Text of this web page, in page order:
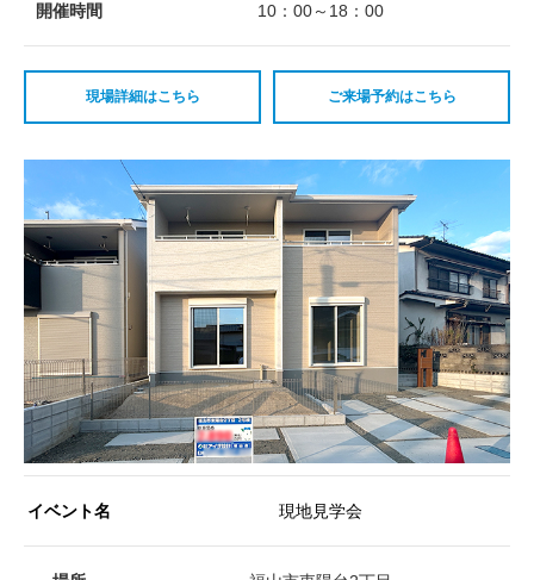
開催時間 10：00～18：00
現場詳細はこちら ご来場予約はこちら
イベント名 現地見学会